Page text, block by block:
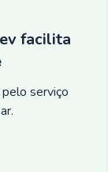
facilita
serviço